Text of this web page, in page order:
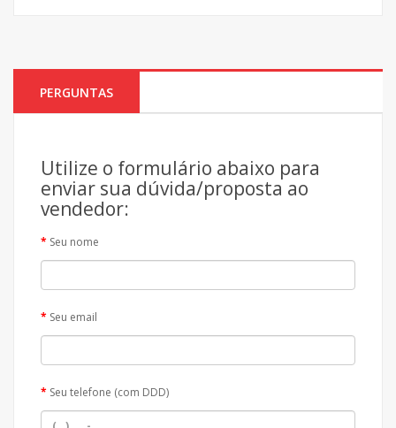
PERGUNTAS
Utilize o formulário abaixo para
enviar sua dúvida/proposta ao
vendedor:
Seu nome
Seu email
Seu telefone (com DDD)